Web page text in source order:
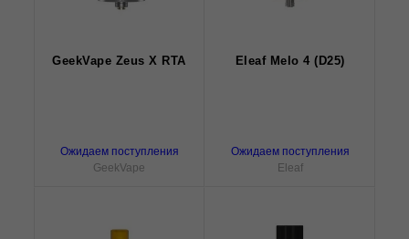
GeekVape Zeus X RTA
Ожидаем поступления
GeekVape
Eleaf Melo 4 (D25)
Ожидаем поступления
Eleaf